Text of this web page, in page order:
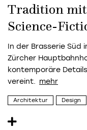
Tradition mit
Science-­
In der Brasserie Süd
Zürcher
­kontemporäre
vereint.
Architektur Design